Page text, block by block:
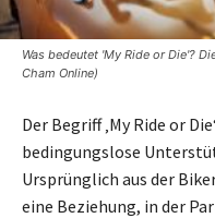
Was bedeutet 'My Ride or Die'?
Cham Online)
Der Begriff ‚My Ride or
bedingungslose
Ursprünglich aus der
eine Beziehung, in der